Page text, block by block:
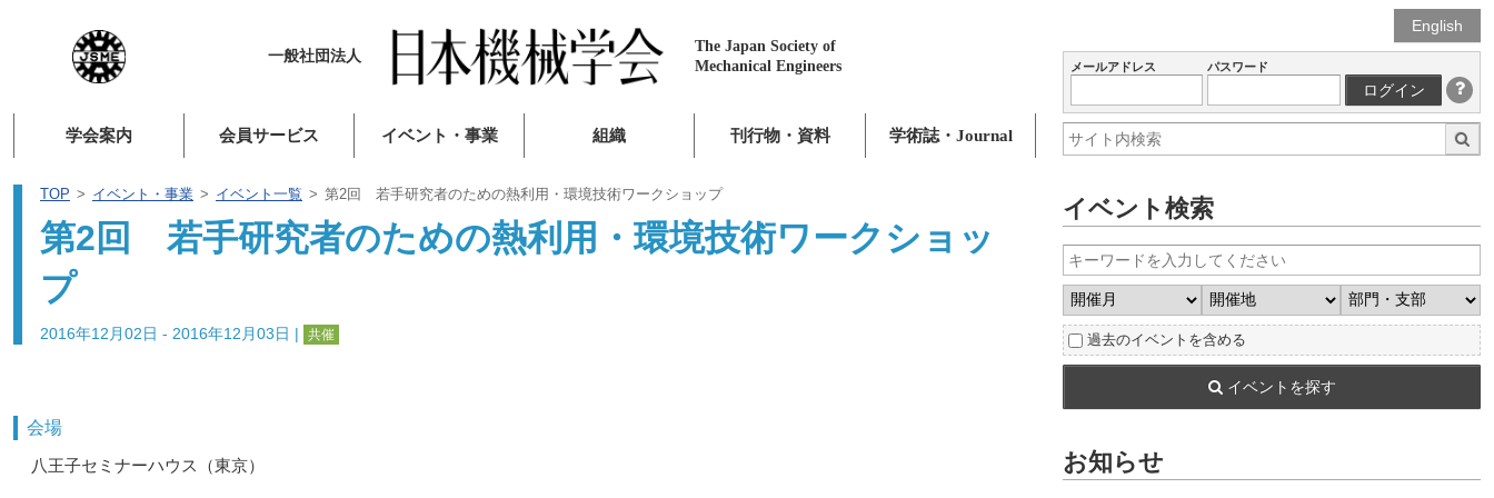
一般社団法人
The Japan Society of
Mechanical Engineers
学会案内 会員サービス イベント・事業 組織 刊行物・資料 学術誌・Journal
TOP イベント・事業 イベント一覧 第2回 若手研究者のための熱利用・環境技術ワークショップ
第2回 若手研究者のための熱利用・環境技術ワークショッ
プ
2016年12月02日 - 2016年12月03日 | 共催
会場
八王子セミナーハウス（東京）
English
メールアドレス パスワード
ログイン
イベント検索
過去のイベントを含める
イベントを探す
お知らせ